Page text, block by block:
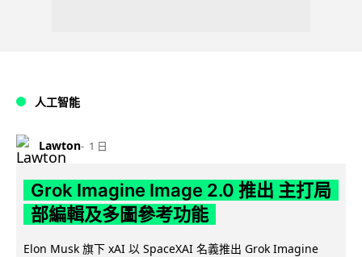
人工智能
Lawton 1 日
Grok Imagine Image 2.0 推出 主打局
部編輯及多圖參考功能
Elon Musk 旗下 xAI 以 SpaceXAI 名義推出 Grok Imagine